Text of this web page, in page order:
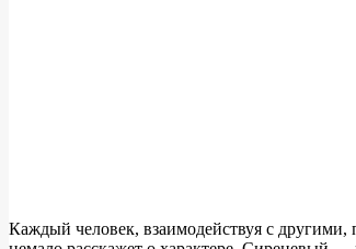
Каждый человек, взаимодействуя с другими,